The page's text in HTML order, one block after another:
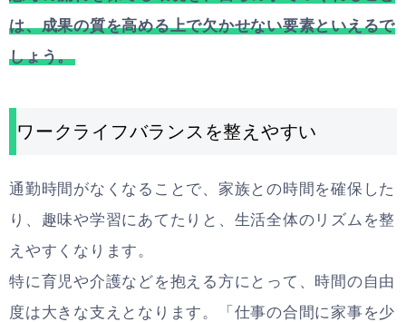
は、成果の質を高める上で欠かせない要素といえるで
しょう。
ワークライフバランスを整えやすい
通勤時間がなくなることで、家族との時間を確保した
り、趣味や学習にあてたりと、生活全体のリズムを整
えやすくなります。
特に育児や介護などを抱える方にとって、時間の自由
度は大きな支えとなります。「仕事の合間に家事を少